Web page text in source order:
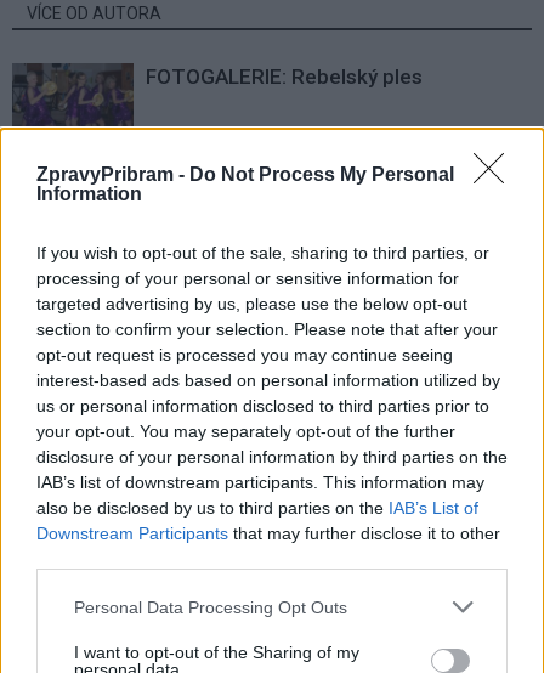
ZpravyPribram - Do Not Process My Personal
Information
If you wish to opt-out of the sale, sharing to third parties, or
processing of your personal or sensitive information for
targeted advertising by us, please use the below opt-out
section to confirm your selection. Please note that after your
opt-out request is processed you may continue seeing
interest-based ads based on personal information utilized by
us or personal information disclosed to third parties prior to
your opt-out. You may separately opt-out of the further
disclosure of your personal information by third parties on the
IAB’s list of downstream participants. This information may
also be disclosed by us to third parties on the IAB’s List of
Downstream Participants that may further disclose it to other
Personal Data Processing Opt Outs
I want to opt-out of the Sharing of my
VÍCE OD AUTORA
Kultura
FOTOGALERIE: Rebelský ples
zpravodajství
Letošní Šibřinky se nesly ve znamení 100
Plesové
zpravodajství
Hasičský ples v Rožmitále